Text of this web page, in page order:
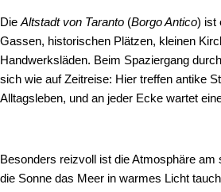
Die Altstadt von Taranto (Borgo Antico) ist
Gassen, historischen Plätzen, kleinen
Handwerksläden. Beim Spaziergang
sich wie auf Zeitreise: Hier treffen antike
Alltagsleben, und an jeder Ecke wartet
Besonders reizvoll ist die Atmosphäre
die Sonne das Meer in warmes Licht